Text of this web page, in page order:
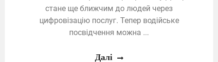
стане ще ближчим до людей через
цифровізацію послуг. Тепер водійське
посвідчення можна ...
Далі